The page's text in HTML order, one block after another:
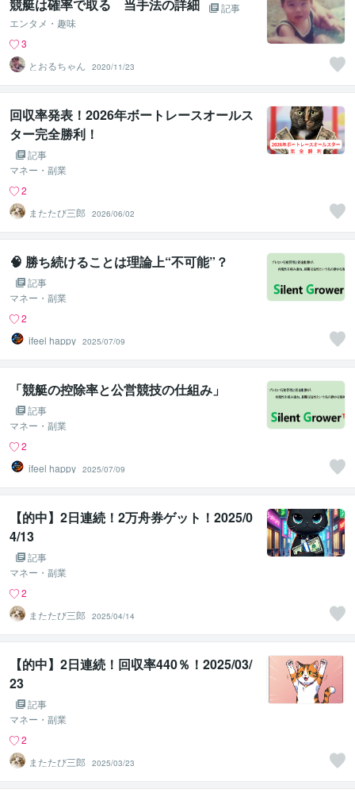
競艇は確率で取る 当手法の詳細
記事
エンタメ・趣味
3
とおるちゃん
2020/11/23
回収率発表！2026年ボートレースオールス
ター完全勝利！
記事
マネー・副業
2
またたび三郎
2026/06/02
🧠 勝ち続けることは理論上“不可能”？
記事
マネー・副業
2
ifeel happy 2025/07/09
「競艇の控除率と公営競技の仕組み」
記事
マネー・副業
2
ifeel happy 2025/07/09
【的中】2日連続！2万舟券ゲット！2025/0
4/13
記事
マネー・副業
2
またたび三郎
2025/04/14
【的中】2日連続！回収率440％！2025/03/
23
記事
マネー・副業
2
またたび三郎
2025/03/23